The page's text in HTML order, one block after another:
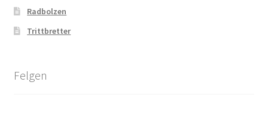
Radbolzen
Trittbretter
Felgen